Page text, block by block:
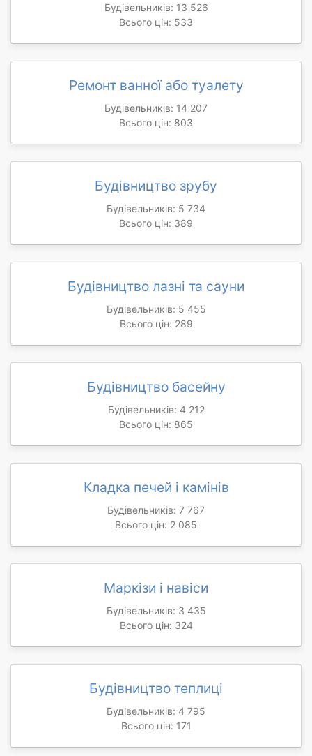
Будівельників: 13 526
Всього цін: 533
Ремонт ванної або туалету
Будівельників: 14 207
Всього цін: 803
Будівництво зрубу
Будівельників: 5 734
Всього цін: 389
Будівництво лазні та сауни
Будівельників: 5 455
Всього цін: 289
Будівництво басейну
Будівельників: 4 212
Всього цін: 865
Кладка печей і камінів
Будівельників: 7 767
Всього цін: 2 085
Маркізи і навіси
Будівельників: 3 435
Всього цін: 324
Будівництво теплиці
Будівельників: 4 795
Всього цін: 171